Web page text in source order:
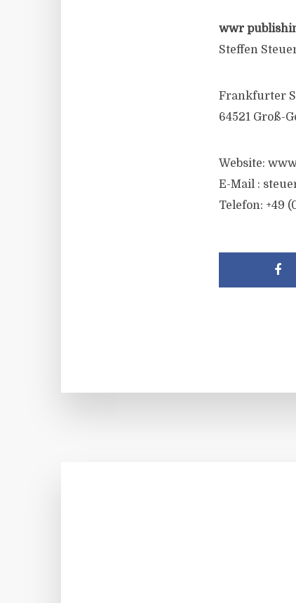
wwr
Steffen
Frankfurter
64521 Groß-
Website:
E-Mail :
Telefon: +49